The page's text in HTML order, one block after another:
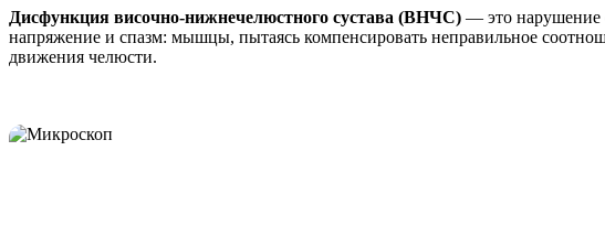
Дисфункция височно-нижнечелюстного сустава (ВНЧС) — это нарушение
напряжение и спазм: мышцы, пытаясь компенсировать неправильное
движения челюсти.